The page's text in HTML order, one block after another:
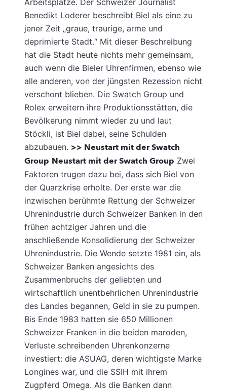
Arbeitsplätze. Der Schweizer Journalist
Benedikt Loderer beschreibt Biel als eine zu
jener Zeit „graue, traurige, arme und
deprimierte Stadt.“ Mit dieser Beschreibung
hat die Stadt heute nichts mehr gemeinsam,
auch wenn die Bieler Uhrenfirmen, ebenso wie
alle anderen, von der jüngsten Rezession nicht
verschont blieben. Die Swatch Group und
Rolex erweitern ihre Produktionsstätten, die
Bevölkerung nimmt wieder zu und laut
Stöckli, ist Biel dabei, seine Schulden
abzubauen. >> Neustart mit der Swatch
Group Neustart mit der Swatch Group Zwei
Faktoren trugen dazu bei, dass sich Biel von
der Quarzkrise erholte. Der erste war die
inzwischen berühmte Rettung der Schweizer
Uhrenindustrie durch Schweizer Banken in den
frühen achtziger Jahren und die
anschließende Konsolidierung der Schweizer
Uhrenindustrie. Die Wende setzte 1981 ein, als
Schweizer Banken angesichts des
Zusammenbruchs der geliebten und
wirtschaftlich unentbehrlichen Uhrenindustrie
des Landes begannen, Geld in sie zu pumpen.
Bis Ende 1983 hatten sie 650 Millionen
Schweizer Franken in die beiden maroden,
Verluste schreibenden Uhrenkonzerne
investiert: die ASUAG, deren wichtigste Marke
Longines war, und die SSIH mit ihrem
Zugpferd Omega. Als die Banken dann